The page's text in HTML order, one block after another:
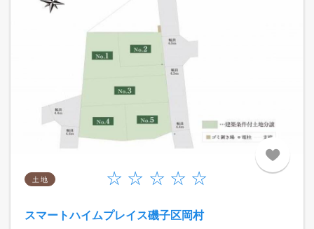
土 地
スマートハイムプレイス磯子区岡村